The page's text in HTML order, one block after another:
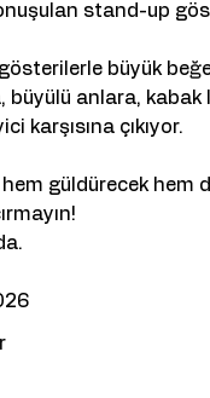
stand-up
gösterilerle büyük
büyülü anlara,
karşısına çıkıyor.
hem güldürecek